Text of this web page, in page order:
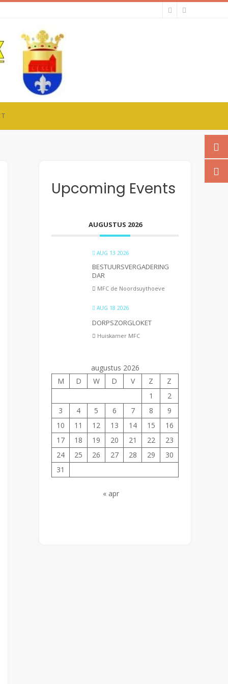
Upcoming Events
AUGUSTUS 2026
AUG 13 2026
BESTUURSVERGADERING
DAR
MFC de Noordsuythoeve
AUG 18 2026
DORPSZORGLOKET
Huiskamer MFC
augustus 2026
M
D W D V Z
Z
1
2
3
4 5 6 7 8
9
10
11 12 13 14 15
16
17
18 19 20 21 22
23
24
25 26 27 28 29
30
31
« apr